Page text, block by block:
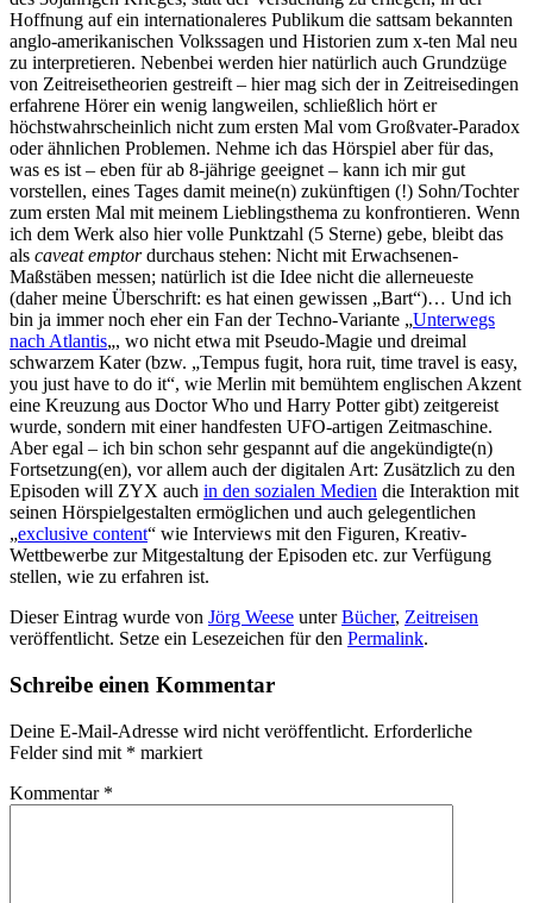
Hoffnung auf ein internationaleres Publikum die sattsam bekannten
anglo-amerikanischen Volkssagen und Historien zum x-ten Mal neu
zu interpretieren. Nebenbei werden hier natürlich auch Grundzüge
von Zeitreisetheorien gestreift – hier mag sich der in Zeitreisedingen
erfahrene Hörer ein wenig langweilen, schließlich hört er
höchstwahrscheinlich nicht zum ersten Mal vom Großvater-Paradox
oder ähnlichen Problemen. Nehme ich das Hörspiel aber für das,
was es ist – eben für ab 8-jährige geeignet – kann ich mir gut
vorstellen, eines Tages damit meine(n) zukünftigen (!) Sohn/Tochter
zum ersten Mal mit meinem Lieblingsthema zu konfrontieren. Wenn
ich dem Werk also hier volle Punktzahl (5 Sterne) gebe, bleibt das
als caveat emptordurchaus stehen: Nicht mit Erwachsenen-
Maßstäben messen; natürlich ist die Idee nicht die allerneueste
(daher meine Überschrift: es hat einen gewissen „Bart“)… Und ich
bin ja immer noch eher ein Fan der Techno-Variante „Unterwegs
nach Atlantis„, wo nicht etwa mit Pseudo-Magie und dreimal
schwarzem Kater (bzw. „Tempus fugit, hora ruit, time travel is easy,
you just have to do it“, wie Merlin mit bemühtem englischen Akzent
eine Kreuzung aus Doctor Who und Harry Potter gibt) zeitgereist
wurde, sondern mit einer handfesten UFO-artigen Zeitmaschine.
Aber egal – ich bin schon sehr gespannt auf die angekündigte(n)
Fortsetzung(en), vor allem auch der digitalen Art: Zusätzlich zu den
Episoden will ZYX auch in den sozialen Medien die Interaktion mit
seinen Hörspielgestalten ermöglichen und auch gelegentlichen
„exclusive content“ wie Interviews mit den Figuren, Kreativ-
Wettbewerbe zur Mitgestaltung der Episoden etc. zur Verfügung
stellen, wie zu erfahren ist.
Dieser Eintrag wurde von Jörg Weese unterBücher, Zeitreisen
veröffentlicht. Setze ein Lesezeichen für den Permalink.
Schreibe einen Kommentar
Deine E-Mail-Adresse wird nicht veröffentlicht. Erforderliche
Felder sind mit * markiert
Kommentar *